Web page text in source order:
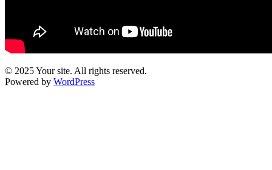
© 2025 Your site. All rights reserved.
Powered by WordPress